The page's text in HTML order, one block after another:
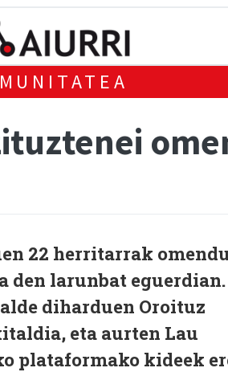
22 herritarrak
den larunbat eguerdian.
diharduen Oroituz
eta aurten Lau
plataformako kideek